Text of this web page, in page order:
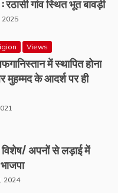
गांव स्थित भूत बावड़ी
2025
Views
में स्थापित होना
मुहम्मद के आदर्श पर ही
अपनों से लड़ाई में
2024